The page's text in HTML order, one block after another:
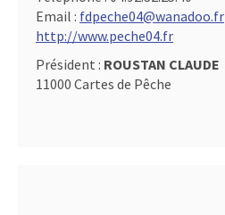
Email : fdpeche04@wanadoo.fr
http://www.peche04.fr
Président : ROUSTAN CLAUDE
11000 Cartes de Pêche